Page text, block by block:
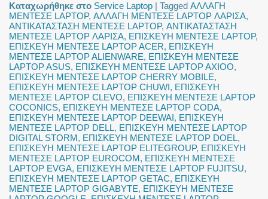
Καταχωρήθηκε στο Service Laptop |Tagged ΑΛΛΑΓΗ
ΜΕΝΤΕΣΕ LAPTOP,ΑΛΛΑΓΗ ΜΕΝΤΕΣΕ LAPTOP ΛΑΡΙΣΑ,
ΑΝΤΙΚΑΤΑΣΤΑΣΗ ΜΕΝΤΕΣΕ LAPTOP,ΑΝΤΙΚΑΤΑΣΤΑΣΗ
ΜΕΝΤΕΣΕ LAPTOP ΛΑΡΙΣΑ, ΕΠΙΣΚΕΥΗ ΜΕΝΤΕΣΕ LAPTOP,
ΕΠΙΣΚΕΥΗ ΜΕΝΤΕΣΕ LAPTOP ACER, ΕΠΙΣΚΕΥΗ
ΜΕΝΤΕΣΕ LAPTOP ALIENWARE, ΕΠΙΣΚΕΥΗ ΜΕΝΤΕΣΕ
LAPTOP ASUS, ΕΠΙΣΚΕΥΗ ΜΕΝΤΕΣΕ LAPTOP AXIOO,
ΕΠΙΣΚΕΥΗ ΜΕΝΤΕΣΕ LAPTOP CHERRY MOBILE,
ΕΠΙΣΚΕΥΗ ΜΕΝΤΕΣΕ LAPTOP CHUWI, ΕΠΙΣΚΕΥΗ
ΜΕΝΤΕΣΕ LAPTOP CLEVO, ΕΠΙΣΚΕΥΗ ΜΕΝΤΕΣΕ LAPTOP
COCONICS, ΕΠΙΣΚΕΥΗ ΜΕΝΤΕΣΕ LAPTOP CODA,
ΕΠΙΣΚΕΥΗ ΜΕΝΤΕΣΕ LAPTOP DEEWAI, ΕΠΙΣΚΕΥΗ
ΜΕΝΤΕΣΕ LAPTOP DELL, ΕΠΙΣΚΕΥΗ ΜΕΝΤΕΣΕ LAPTOP
DIGITAL STORM, ΕΠΙΣΚΕΥΗ ΜΕΝΤΕΣΕ LAPTOP DOEL,
ΕΠΙΣΚΕΥΗ ΜΕΝΤΕΣΕ LAPTOP ELITEGROUP, ΕΠΙΣΚΕΥΗ
ΜΕΝΤΕΣΕ LAPTOP EUROCOM, ΕΠΙΣΚΕΥΗ ΜΕΝΤΕΣΕ
LAPTOP EVGA, ΕΠΙΣΚΕΥΗ ΜΕΝΤΕΣΕ LAPTOP FUJITSU,
ΕΠΙΣΚΕΥΗ ΜΕΝΤΕΣΕ LAPTOP GETAC, ΕΠΙΣΚΕΥΗ
ΜΕΝΤΕΣΕ LAPTOP GIGABYTE, ΕΠΙΣΚΕΥΗ ΜΕΝΤΕΣΕ